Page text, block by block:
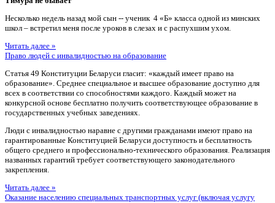
Несколько недель назад мой сын -- ученик 4 «Б» класса одной из минских
школ – встретил меня после уроков в слезах и с распухшим ухом.
Читать далее »
Право людей с инвалидностью на образование
Статья 49 Конституции Беларуси гласит: «каждый имеет право на
образование». Среднее специальное и высшее образование доступно для
всех в соответствии со способностями каждого. Каждый может на
конкурсной основе бесплатно получить соответствующее образование в
государственных учебных заведениях.
Люди с инвалидностью наравне с другими гражданами имеют право на
гарантированные Конституцией Беларуси доступность и бесплатность
общего среднего и профессионально-технического образования. Реализация
названных гарантий требует соответствующего законодательного
закрепления.
Читать далее »
Оказание населению специальных транспортных услуг (включая услугу